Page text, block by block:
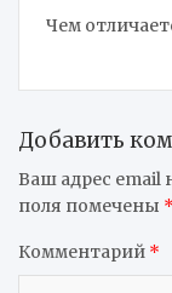
Чем
Добавить
Ваш адрес email
поля помечены *
Комментарий *